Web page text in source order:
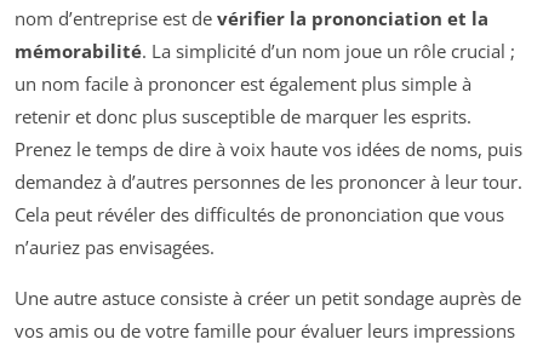
nom d’entreprise est de vérifier la prononciation et la
mémorabilité. La simplicité d’un nom joue un rôle crucial ;
un nom facile à prononcer est également plus simple à
retenir et donc plus susceptible de marquer les esprits.
Prenez le temps de dire à voix haute vos idées de noms, puis
demandez à d’autres personnes de les prononcer à leur tour.
Cela peut révéler des difficultés de prononciation que vous
n’auriez pas envisagées.
Une autre astuce consiste à créer un petit sondage auprès de
vos amis ou de votre famille pour évaluer leurs impressions